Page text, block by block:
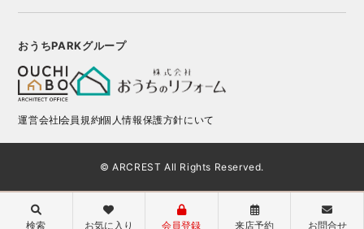
おうちPARKグループ
運営会社会員規約個人情報保護方針にいて
© ARCREST All Rights Reserved.
検索 お気に入り 会員登録 来店予約 お問合せ